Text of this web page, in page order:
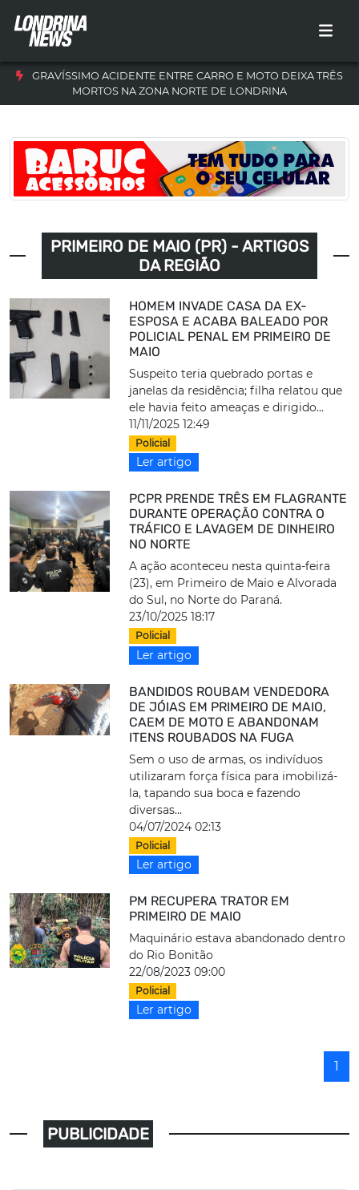
GRAVÍSSIMO ACIDENTE ENTRE CARRO E MOTO DEIXA TRÊS
MORTOS NA ZONA NORTE DE LONDRINA
PRIMEIRO DE MAIO (PR) - ARTIGOS
DA REGIÃO
HOMEM INVADE CASA DA EX-
ESPOSA E ACABA BALEADO POR
POLICIAL PENAL EM PRIMEIRO DE
MAIO
Suspeito teria quebrado portas e
janelas da residência; filha relatou que
ele havia feito ameaças e dirigido...
11/11/2025 12:49
Policial
Ler artigo
PCPR PRENDE TRÊS EM FLAGRANTE
DURANTE OPERAÇÃO CONTRA O
TRÁFICO E LAVAGEM DE DINHEIRO
NO NORTE
A ação aconteceu nesta quinta-feira
(23), em Primeiro de Maio e Alvorada
do Sul, no Norte do Paraná.
23/10/2025 18:17
Policial
Ler artigo
BANDIDOS ROUBAM VENDEDORA
DE JÓIAS EM PRIMEIRO DE MAIO,
CAEM DE MOTO E ABANDONAM
ITENS ROUBADOS NA FUGA
Sem o uso de armas, os indivíduos
utilizaram força física para imobilizá-
la, tapando sua boca e fazendo
diversas...
04/07/2024 02:13
Policial
Ler artigo
PM RECUPERA TRATOR EM
PRIMEIRO DE MAIO
Maquinário estava abandonado dentro
do Rio Bonitão
22/08/2023 09:00
Policial
Ler artigo
1
PUBLICIDADE